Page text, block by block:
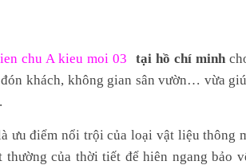
chu A kieu moi 03 tại hồ chí minh
khách, không gian sân vườn… vừa
ưu điểm nổi trội của loại vật liệu thông
của thời tiết để hiên ngang bảo